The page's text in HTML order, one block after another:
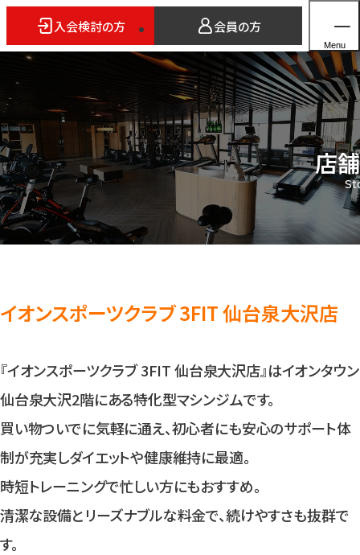
入会検討の方 会員の方
Menu
ホーム
店舗検索
5つのスタイル
3FITとは
入会検討の方
公式SNSアカウント
店
イオンスポーツクラブ 3FIT 仙台泉大沢店
『イオンスポーツクラブ 3FIT 仙台泉大沢店』はイオンタウン
仙台泉大沢2階にある特化型マシンジムです。
買い物ついでに気軽に通え、初心者にも安心のサポート体
制が充実しダイエットや健康維持に最適。
時短トレーニングで忙しい方にもおすすめ。
清潔な設備とリーズナブルな料金で、続けやすさも抜群で
す。